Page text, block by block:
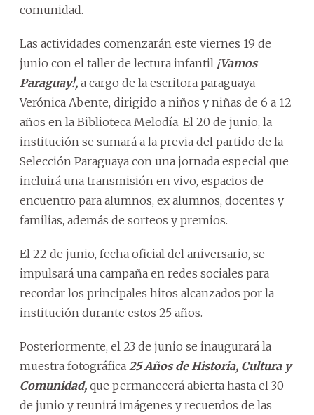
comunidad.
Las actividades comenzarán este viernes 19 de
junio con el taller de lectura infantil ¡Vamos
Paraguay!, a cargo de la escritora paraguaya
Verónica Abente, dirigido a niños y niñas de 6 a 12
años en la Biblioteca Melodía. El 20 de junio, la
institución se sumará a la previa del partido de la
Selección Paraguaya con una jornada especial que
incluirá una transmisión en vivo, espacios de
encuentro para alumnos, ex alumnos, docentes y
familias, además de sorteos y premios.
El 22 de junio, fecha oficial del aniversario, se
impulsará una campaña en redes sociales para
recordar los principales hitos alcanzados por la
institución durante estos 25 años.
Posteriormente, el 23 de junio se inaugurará la
muestra fotográfica 25 Años de Historia, Cultura y
Comunidad, que permanecerá abierta hasta el 30
de junio y reunirá imágenes y recuerdos de las